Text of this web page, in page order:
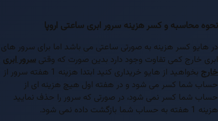
نحوه محاسبه و کسر هزینه سرور ابری ساعتی اروپا
در هایو کسر هزینه به صورتی ساعتی می باشد اما برای سرور های
ابری خارج کمی تفاوت وجود دارد بدین صورت که وقتی سرور ابری
خارج
بخواهید از هایو خریداری کنید ابتدا هزینه 1 هفته سرور از
حساب شما کسر می شود و در هفته اول هیچ هزینه ای از
حساب شما کسر نمی شود، در صورتی که سرور را حذف نمایید
هزینه 1 هفته به حساب شما بازگشت داده نمی شود.